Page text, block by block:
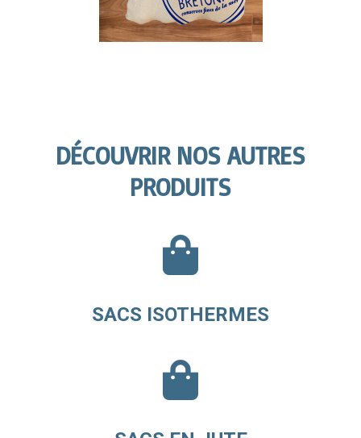
DÉCOUVRIR NOS AUTRES
PRODUITS
SACS ISOTHERMES